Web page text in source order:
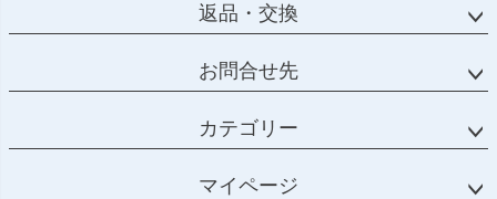
返品・交換
お問合せ先
カテゴリー
マイページ